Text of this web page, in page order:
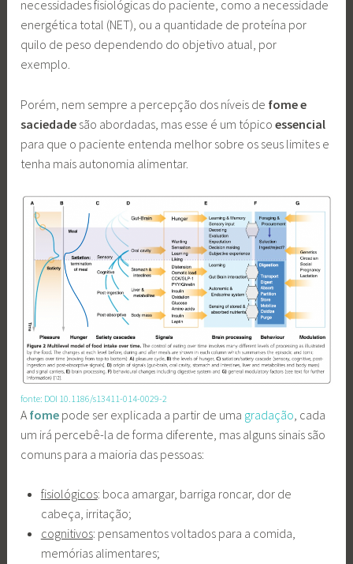
necessidades fisiológicas do paciente, como a necessidade
energética total (NET), ou a quantidade de proteína por
quilo de peso dependendo do objetivo atual, por
exemplo.
Porém, nem sempre a percepção dos níveis de fome e
saciedade são abordadas, mas esse é um tópicoessencial
para que o paciente entenda melhor sobre os seus limites e
tenha mais autonomia alimentar.
fonte: DOI 10.1186/s13411-014-0029-2
A fome pode ser explicada a partir de uma gradação , cada
um irá percebê-la de forma diferente, mas alguns sinais são
comuns para a maioria das pessoas:
fisiológicos: boca amargar, barriga roncar, dor de
cabeça, irritação;
cognitivos: pensamentos voltados para a comida,
memórias alimentares;